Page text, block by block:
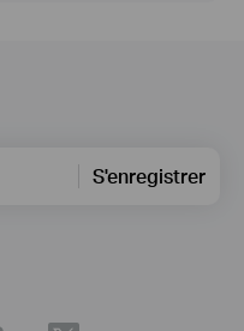
S'enregistrer